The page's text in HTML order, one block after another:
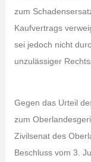
zum
Kaufvertrags
sei jedoch nicht
unzulässiger
Gegen das Urteil
zum
Zivilsenat des
Beschluss vom 3.